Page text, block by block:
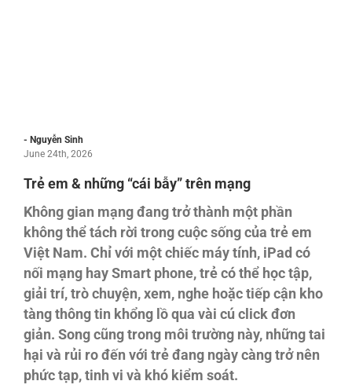
- Nguyễn Sinh
June 24th, 2026
Trẻ em & những “cái bẫy” trên mạng
Không gian mạng đang trở thành một phần
không thể tách rời trong cuộc sống của trẻ em
Việt Nam. Chỉ với một chiếc máy tính, iPad có
nối mạng hay Smart phone, trẻ có thể học tập,
giải trí, trò chuyện, xem, nghe hoặc tiếp cận kho
tàng thông tin khổng lồ qua vài cú click đơn
giản. Song cũng trong môi trường này, những tai
hại và rủi ro đến với trẻ đang ngày càng trở nên
phức tạp, tinh vi và khó kiểm soát.